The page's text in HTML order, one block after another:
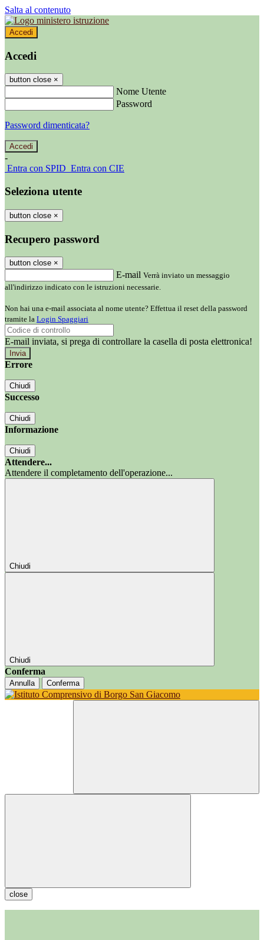
Salta al contenuto
Accedi
Accedi
button close ×
Nome Utente
Password
Password dimenticata?
-
Entra con SPID Entra con CIE
Seleziona utente
button close ×
Recupero password
button close ×
E-mail Verrà inviato un messaggio
all'indirizzo indicato con le istruzioni necessarie.
Non hai una e-mail associata al nome utente? Effettua il reset della password
tramite la Login Spaggiari
E-mail inviata, si prega di controllare la casella di posta elettronica!
Errore
Chiudi
Successo
Chiudi
Informazione
Chiudi
Attendere...
Attendere il completamento dell'operazione...
Chiudi
Chiudi
Conferma
Annulla Conferma
close